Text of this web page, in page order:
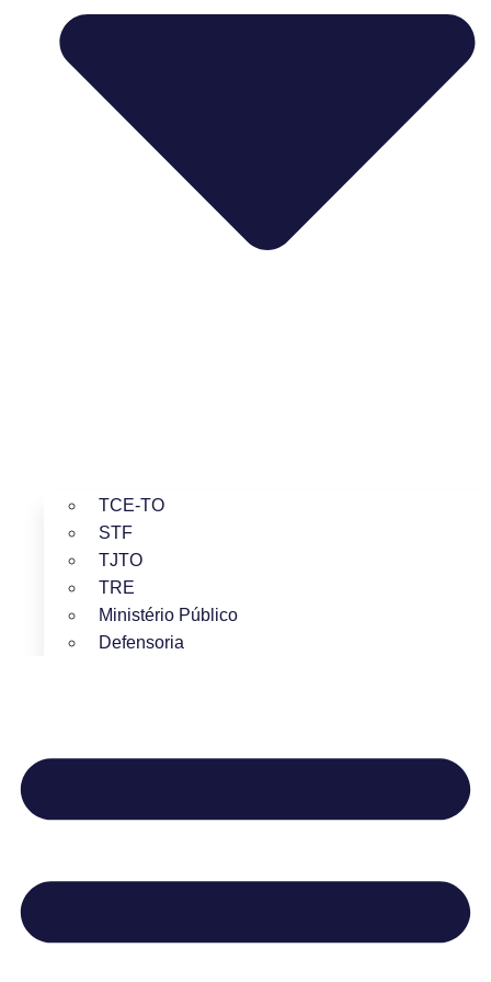
TCE-TO
STF
TJTO
TRE
Ministério Público
Defensoria